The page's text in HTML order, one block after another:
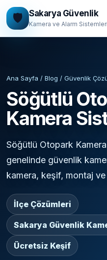
🛡️ Sakarya Güvenlik
Kamera ve Alarm Sistemleri
Ana Sayfa / Blog / Güvenlik
Söğütlü
Kamera
Söğütlü Otopark
genelinde güvenlik
kamera, keşif, montaj
İlçe Çözümleri
Sakarya Güvenlik
Ücretsiz Keşif